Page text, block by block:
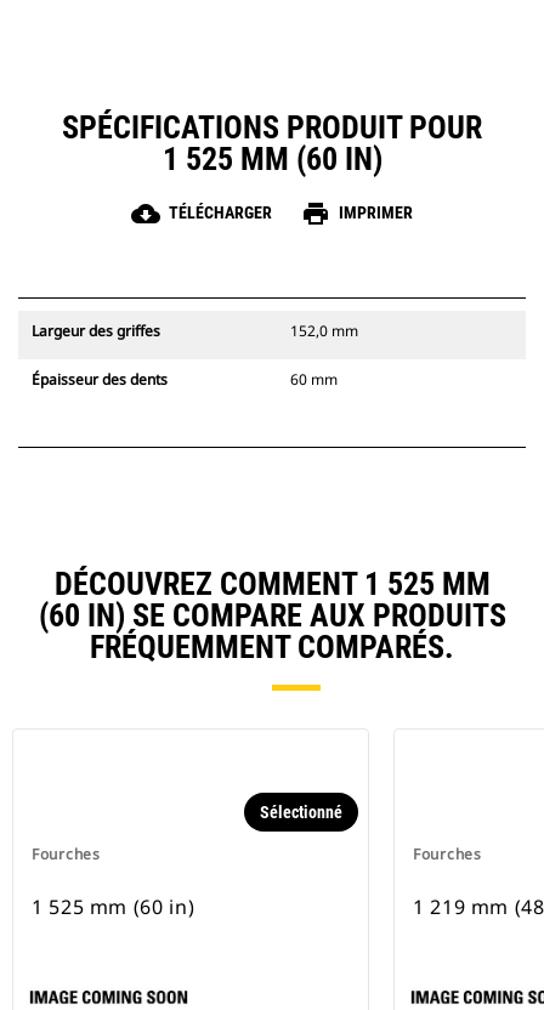
SPÉCIFICATIONS PRODUIT POUR
1 525 MM (60 IN)
cloud_download TÉLÉCHARGER print IMPRIMER
Largeur des griffes 152,0 mm
Épaisseur des dents 60 mm
DÉCOUVREZ COMMENT 1 525 MM
(60 IN) SE COMPARE AUX PRODUITS
FRÉQUEMMENT COMPARÉS.
Fourches
Sélectionné
1 525 mm (60 in)
Fourches
1 219 mm